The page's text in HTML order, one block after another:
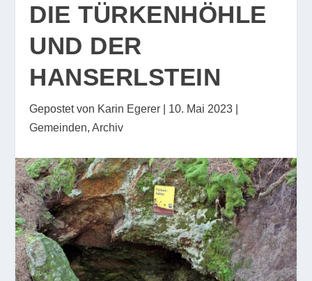
DIE TÜRKENHÖHLE
UND DER
HANSERLSTEIN
Gepostet von Karin Egerer 10. Mai 2023
Gemeinden,Archiv